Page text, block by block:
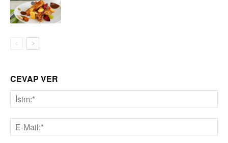
CEVAP VER